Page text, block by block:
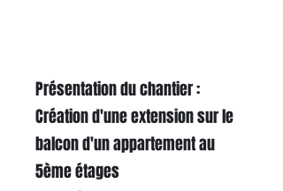
Présentation du chantier :
Création d'une extension sur le
balcon d'un appartement au
5ème étages